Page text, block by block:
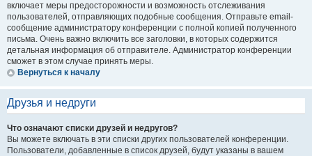
включает меры предосторожности и возможность отслеживания
пользователей, отправляющих подобные сообщения. Отправьте email-
сообщение администратору конференции с полной копией полученного
письма. Очень важно включить все заголовки, в которых содержится
детальная информация об отправителе. Администратор конференции
сможет в этом случае принять меры.
Вернуться к началу
Друзья и недруги
Что означают списки друзей и недругов?
Вы можете включать в эти списки других пользователей конференции.
Пользователи, добавленные в список друзей, будут указаны в вашем